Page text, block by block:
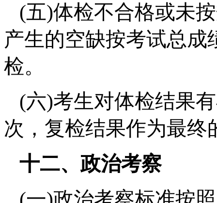
(五)体检不合格或未
产生的空缺按考试总
检。
(六)考生对体检结果
次，复检结果作为最终
十二、政治考察